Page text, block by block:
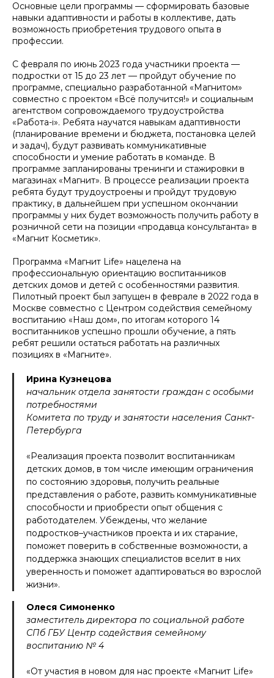
Основные цели программы — сформировать базовые
навыки адаптивности и работы в коллективе, дать
возможность приобретения трудового опыта в
профессии.
С февраля по июнь 2023 года участники проекта —
подростки от 15 до 23 лет — пройдут обучение по
программе, специально разработанной «Магнитом»
совместно с проектом «Всё получится!» и социальным
агентством сопровождаемого трудоустройства
«Работа-i». Ребята научатся навыкам адаптивности
(планирование времени и бюджета, постановка целей
и задач), будут развивать коммуникативные
способности и умение работать в команде. В
программе запланированы тренинги и стажировки в
магазинах «Магнит». В процессе реализации проекта
ребята будут трудоустроены и пройдут трудовую
практику, в дальнейшем при успешном окончании
программы у них будет возможность получить работу в
розничной сети на позиции «продавца консультанта» в
«Магнит Косметик».
Программа «Магнит Life» нацелена на
профессиональную ориентацию воспитанников
детских домов и детей с особенностями развития.
Пилотный проект был запущен в феврале в 2022 года в
Москве совместно с Центром содействия семейному
воспитанию «Наш дом», по итогам которого 14
воспитанников успешно прошли обучение, а пять
ребят решили остаться работать на различных
позициях в «Магните».
Ирина Кузнецова
начальник отдела занятости граждан с особыми
потребностями
Комитета по труду и занятости населения Санкт-
Петербурга
«Реализация проекта позволит воспитанникам
детских домов, в том числе имеющим ограничения
по состоянию здоровья, получить реальные
представления о работе, развить коммуникативные
способности и приобрести опыт общения с
работодателем. Убеждены, что желание
подростков–участников проекта и их старание,
поможет поверить в собственные возможности, а
поддержка знающих специалистов вселит в них
уверенность и поможет адаптироваться во взрослой
жизни».
Олеся Симоненко
заместитель директора по социальной работе
СПб ГБУ Центр содействия семейному
воспитанию № 4
«От участия в новом для нас проекте «Магнит Life»